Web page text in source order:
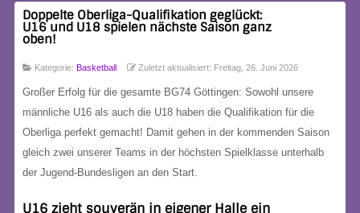
Doppelte Oberliga-Qualifikation geglückt:
U16 und U18 spielen nächste Saison ganz
oben!
Kategorie: Basketball Zuletzt aktualisiert: Freitag, 26. Juni 2026
Großer Erfolg für die gesamte BG74 Göttingen: Sowohl unsere
männliche U16 als auch die U18 haben die Qualifikation für die
Oberliga perfekt gemacht! Damit gehen in der kommenden Saison
gleich zwei unserer Teams in der höchsten Spielklasse unterhalb
der Jugend-Bundesligen an den Start.
U16 zieht souverän in eigener Halle ein